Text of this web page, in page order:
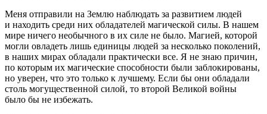
Меня отправили на Землю наблюдать за развитием людей
и находить среди них обладателей магической силы. В нашем
мире ничего необычного в их силе не было. Магией, которой
могли овладеть лишь единицы людей за несколько поколений,
в наших мирах обладали практически все. Я не знаю причин,
по которым их магические способности были заблокированы,
но уверен, что это только к лучшему. Если бы они обладали
столь могущественной силой, то второй Великой войны
было бы не избежать.